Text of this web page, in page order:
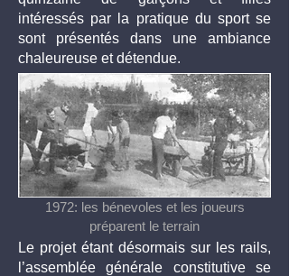
intéressés par la pratique du sport se
sont présentés dans une ambiance
chaleureuse et détendue.
1972: les bénevoles et les joueurs
préparent le terrain
Le projet étant désormais sur les rails,
l’assemblée générale constitutive se